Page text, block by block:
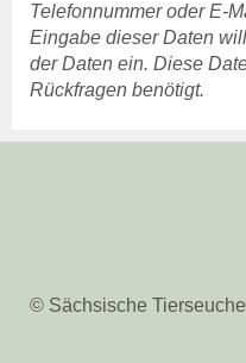
Telefonnummer oder E-
Eingabe dieser Daten
der Daten ein. Diese
Rückfragen benötigt.
© Sächsische